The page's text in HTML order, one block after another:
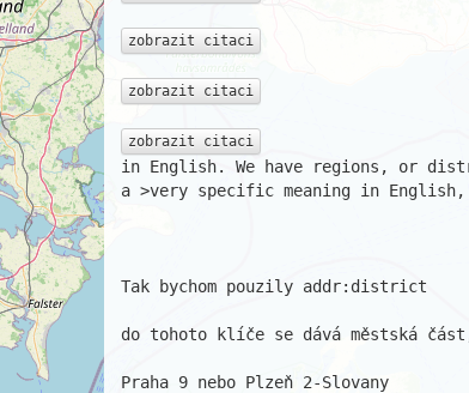
zobrazit citaci
zobrazit citaci
zobrazit citaci
in English. We have regions, or
a >very specific meaning in
Tak bychom pouzily addr:district
do tohoto klíče se dává městská
Praha 9 nebo Plzeň 2-Slovany